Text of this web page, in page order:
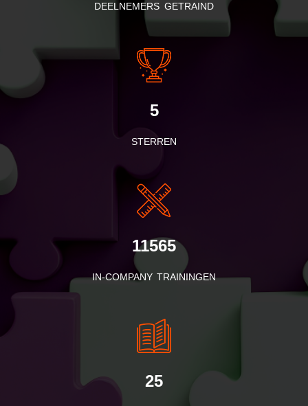
DEELNEMERS GETRAIND
5
STERREN
11565
IN-COMPANY TRAININGEN
25